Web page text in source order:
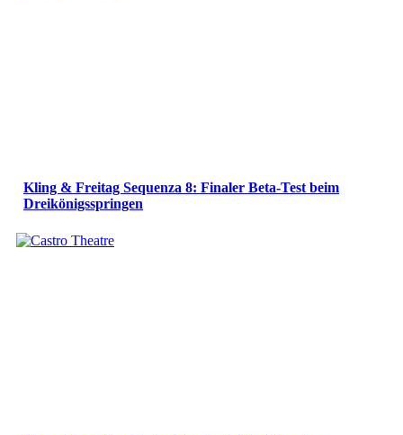
Kling & Freitag Sequenza 8: Finaler Beta-Test beim
Dreikönigsspringen